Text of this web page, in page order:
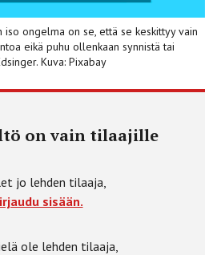
iso ongelma on se, että se keskittyy vain
eikä puhu ollenkaan synnistä tai
Kuva: Pixabay
on vain tilaajille
jo lehden tilaaja,
sisään.
ole lehden tilaaja,